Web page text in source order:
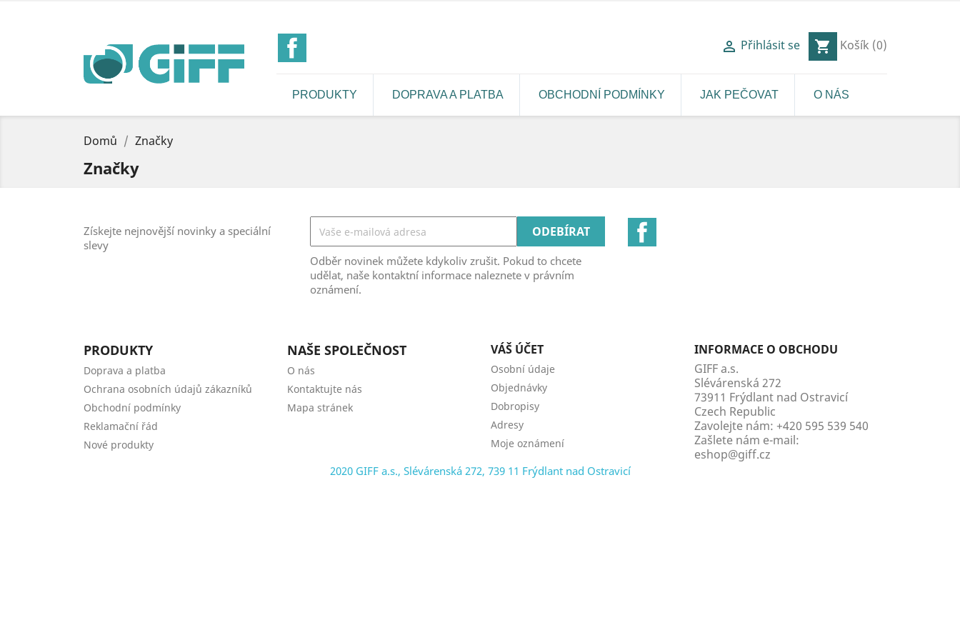
 Přihlásit se shopping_cart Košík (0)
PRODUKTY DOPRAVA A PLATBA OBCHODNÍ PODMÍNKY JAK PEČOVAT O NÁS
Domů Značky
Značky
Získejte nejnovější novinky a speciální
slevy
Odběr novinek můžete kdykoliv zrušit. Pokud to chcete
udělat, naše kontaktní informace naleznete v právním
oznámení.
PRODUKTY
Doprava a platba
Ochrana osobních údajů zákazníků
Obchodní podmínky
Reklamační řád
Nové produkty
NAŠE SPOLEČNOST
O nás
Kontaktujte nás
Mapa stránek
VÁŠ ÚČET
Osobní údaje
Objednávky
Dobropisy
Adresy
Moje oznámení
INFORMACE O OBCHODU
GIFF a.s.
Slévárenská 272
73911 Frýdlant nad Ostravicí
Czech Republic
Zavolejte nám: +420 595 539 540
Zašlete nám e-mail:
eshop@giff.cz
2020 GIFF a.s., Slévárenská 272, 739 11 Frýdlant nad Ostravicí